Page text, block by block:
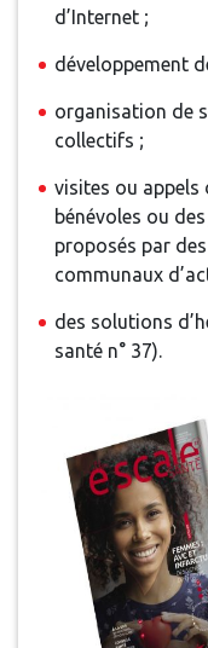
d’Internet ;
développement
organisation de
collectifs ;
visites ou appels
bénévoles ou
proposés par
communaux
des solutions
santé n° 37).